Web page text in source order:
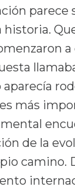
parece
historia.
a
más
de la
camino.